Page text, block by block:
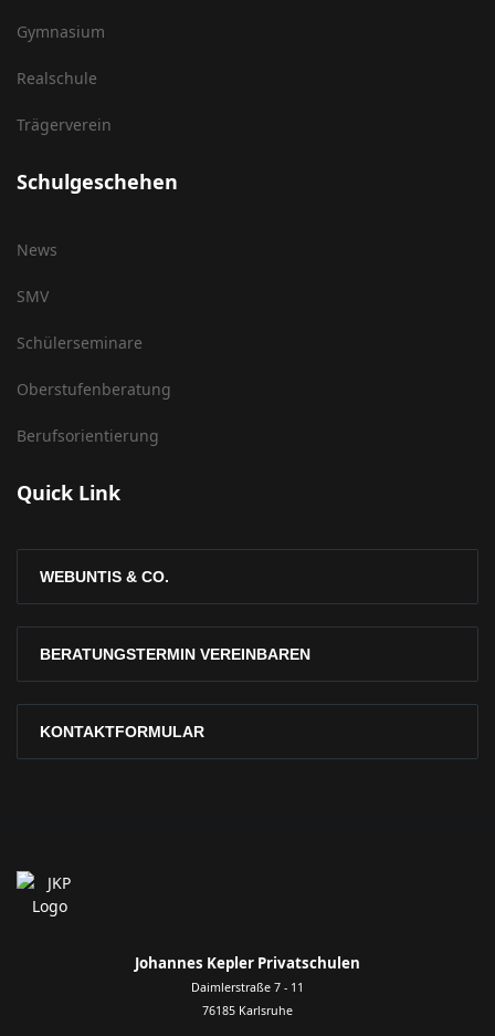
Gymnasium
Realschule
Trägerverein
Schulgeschehen
News
SMV
Schülerseminare
Oberstufenberatung
Berufsorientierung
Quick Link
WEBUNTIS & CO.
BERATUNGSTERMIN VEREINBAREN
KONTAKTFORMULAR
Johannes Kepler Privatschulen
Daimlerstraße 7 - 11
76185 Karlsruhe